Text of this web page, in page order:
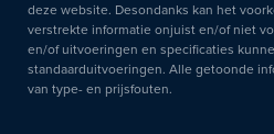
deze website. Desondanks kan het
verstrekte informatie onjuist en/of niet
en/of uitvoeringen en specificaties
standaarduitvoeringen. Alle getoonde
van type- en prijsfouten.